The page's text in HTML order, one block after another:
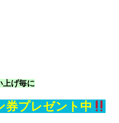
上げ毎に
券プレゼント中